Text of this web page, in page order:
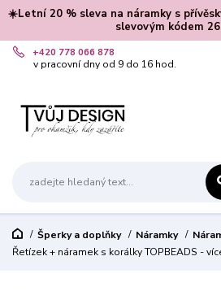
☀️Letní 20 % sleva na náramky s
slevovým kódem
+420 778 066 878
v pracovní dny od 9 do 16 hod.
Šperky a doplňky Náramky
Řetízek + náramek s korálky TOPBEADS -